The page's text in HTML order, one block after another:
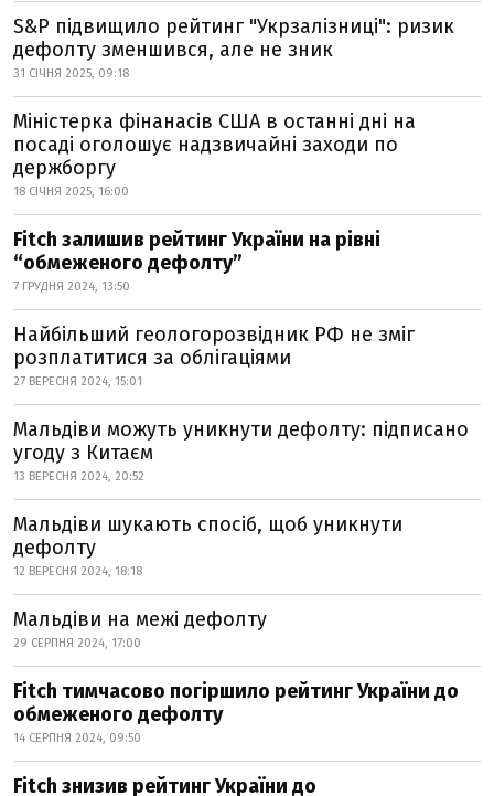
S&P підвищило рейтинг "Укрзалізниці": ризик
дефолту зменшився, але не зник
31 СІЧНЯ 2025, 09:18
Міністерка фінанасів США в останні дні на
посаді оголошує надзвичайні заходи по
держборгу
18 СІЧНЯ 2025, 16:00
Fitch залишив рейтинг України на рівні
“обмеженого дефолту”
7 ГРУДНЯ 2024, 13:50
Найбільший геологорозвідник РФ не зміг
розплатитися за облігаціями
27 ВЕРЕСНЯ 2024, 15:01
Мальдіви можуть уникнути дефолту: підписано
угоду з Китаєм
13 ВЕРЕСНЯ 2024, 20:52
Мальдіви шукають спосіб, щоб уникнути
дефолту
12 ВЕРЕСНЯ 2024, 18:18
Мальдіви на межі дефолту
29 СЕРПНЯ 2024, 17:00
Fitch тимчасово погіршило рейтинг України до
обмеженого дефолту
14 СЕРПНЯ 2024, 09:50
Fitch знизив рейтинг України до